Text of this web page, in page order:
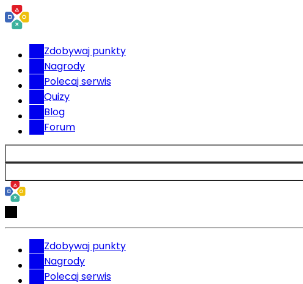
Zdobywaj punkty
Nagrody
Polecaj serwis
Quizy
Blog
Forum
Zdobywaj punkty
Nagrody
Polecaj serwis